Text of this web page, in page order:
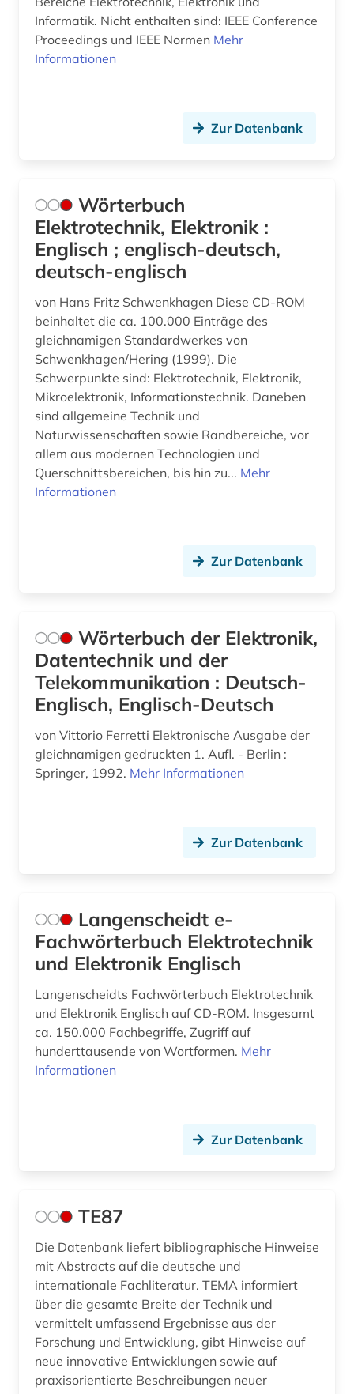
Informatik. Nicht enthalten sind: IEEE Conference
Proceedings und IEEE Normen Mehr
Informationen
Zur Datenbank
Wörterbuch
Elektrotechnik, Elektronik :
Englisch ; englisch-deutsch,
deutsch-englisch
von Hans Fritz Schwenkhagen Diese CD-ROM
beinhaltet die ca. 100.000 Einträge des
gleichnamigen Standardwerkes von
Schwenkhagen/Hering (1999). Die
Schwerpunkte sind: Elektrotechnik, Elektronik,
Mikroelektronik, Informationstechnik. Daneben
sind allgemeine Technik und
Naturwissenschaften sowie Randbereiche, vor
allem aus modernen Technologien und
Querschnittsbereichen, bis hin zu... Mehr
Informationen
Zur Datenbank
Wörterbuch der Elektronik,
Datentechnik und der
Telekommunikation : Deutsch-
Englisch, Englisch-Deutsch
von Vittorio Ferretti Elektronische Ausgabe der
gleichnamigen gedruckten 1. Aufl. - Berlin :
Springer, 1992. Mehr Informationen
Zur Datenbank
Langenscheidt e-
Fachwörterbuch Elektrotechnik
und Elektronik Englisch
Langenscheidts Fachwörterbuch Elektrotechnik
und Elektronik Englisch auf CD-ROM. Insgesamt
ca. 150.000 Fachbegriffe, Zugriff auf
hunderttausende von Wortformen. Mehr
Informationen
Zur Datenbank
TE87
Die Datenbank liefert bibliographische Hinweise
mit Abstracts auf die deutsche und
internationale Fachliteratur. TEMA informiert
über die gesamte Breite der Technik und
vermittelt umfassend Ergebnisse aus der
Forschung und Entwicklung, gibt Hinweise auf
neue innovative Entwicklungen sowie auf
praxisorientierte Beschreibungen neuer